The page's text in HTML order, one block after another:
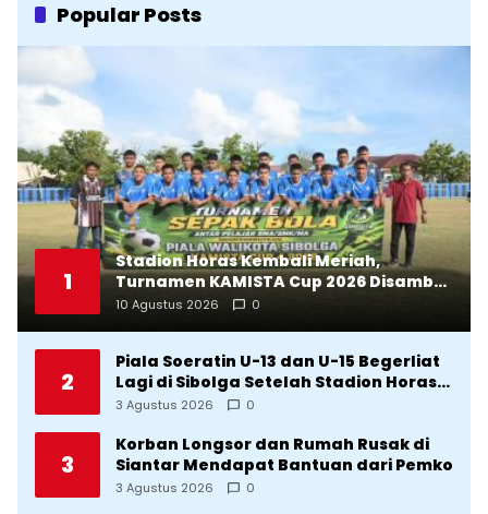
Popular Posts
1
Stadion Horas Kembali Meriah,
Turnamen KAMISTA Cup 2026 Disambut
Antusias Masyarakat
10 Agustus 2026 0
2
Piala Soeratin U-13 dan U-15 Begerliat
Lagi di Sibolga Setelah Stadion Horas
Direvitalisasi Wali Kota
3 Agustus 2026 0
3
Korban Longsor dan Rumah Rusak di
Siantar Mendapat Bantuan dari Pemko
3 Agustus 2026 0